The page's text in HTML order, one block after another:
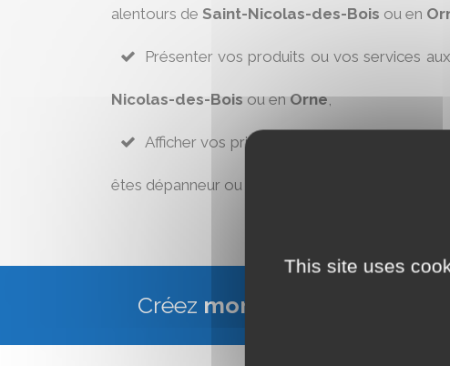
alentours de Saint-Nicolas-des-Bois ou en
Présenter vos produits ou vos services
Nicolas-des-Bois ou enOrne,
Afficher vos prix afin de respecter l’arrêté
êtes dépanneur ou réparateur à
Créez mon site Web Vitrine
This site uses